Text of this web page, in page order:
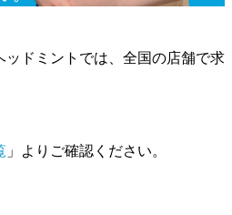
ッドミントでは、全国の店舗で求
」よりご確認ください。